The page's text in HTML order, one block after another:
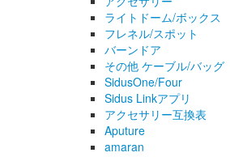
ライトドーム/ボックス
フレネル/スポット
バーンドア
その他 ケーブル/バッグ
SidusOne/Four
Sidus Linkアプリ
アクセサリー互換表
Aputure
amaran